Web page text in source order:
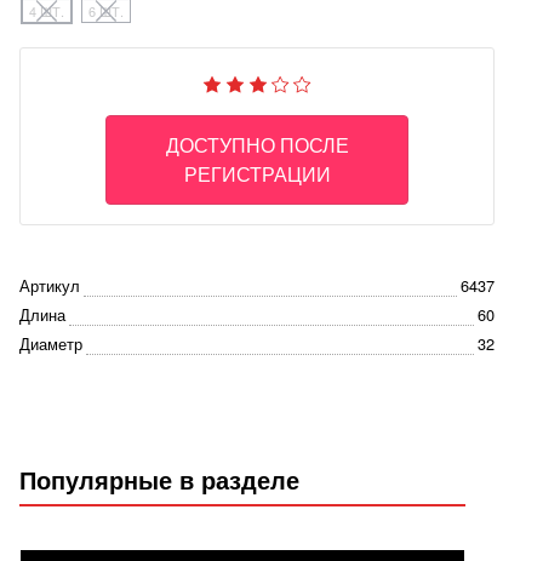
4 ШТ. 6 ШТ.
ДОСТУПНО ПОСЛЕ
РЕГИСТРАЦИИ
Артикул
6437
Длина
60
Диаметр
32
Популярные в разделе